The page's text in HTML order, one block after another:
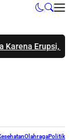
Erupsi, Menteri
OlahragaPolitik